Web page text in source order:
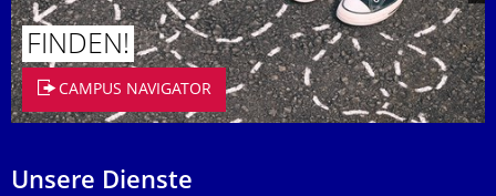
FINDEN!
CAMPUS NAVIGATOR
Unsere Dienste